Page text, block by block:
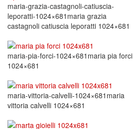
maria-grazia-castagnoli-catiuscia-
leporatti-1024×681maria grazia
castagnoli catiuscia leporatti 1024×681
maria-pia-forci-1024×681maria pia forci
1024×681
maria-vittoria-calvelli-1024×681maria
vittoria calvelli 1024×681